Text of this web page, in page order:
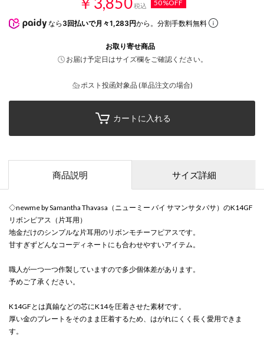
税込 50%OFF
なら 3回払いで月々1,283円から。分割手数料無料
お取り寄せ商品
お届け予定日はサイズ欄をご確認ください。
ポスト投函対象品 (単品注文の場合)
カートに入れる
商品説明 サイズ詳細
◇newme by Samantha Thavasa（ニューミー バイ サマンサタバサ）のK14GF
リボンピアス（片耳用）
地金だけのシンプルな片耳用のリボンモチーフピアスです。
甘すぎずどんなコーディネートにも合わせやすいアイテム。
職人が一つ一つ作製していますので多少個体差があります。
予めご了承ください。
K14GFとは真鍮などの芯にK14を圧着させた素材です。
厚い金のプレートをそのまま圧着するため、はがれにくく長く愛用できま
す。